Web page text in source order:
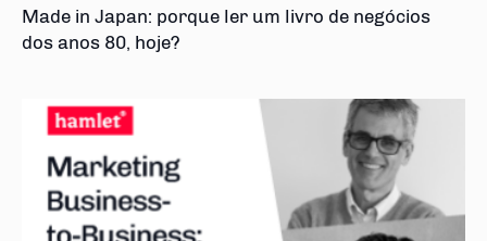
Made in Japan: porque ler um livro de negócios
dos anos 80, hoje?